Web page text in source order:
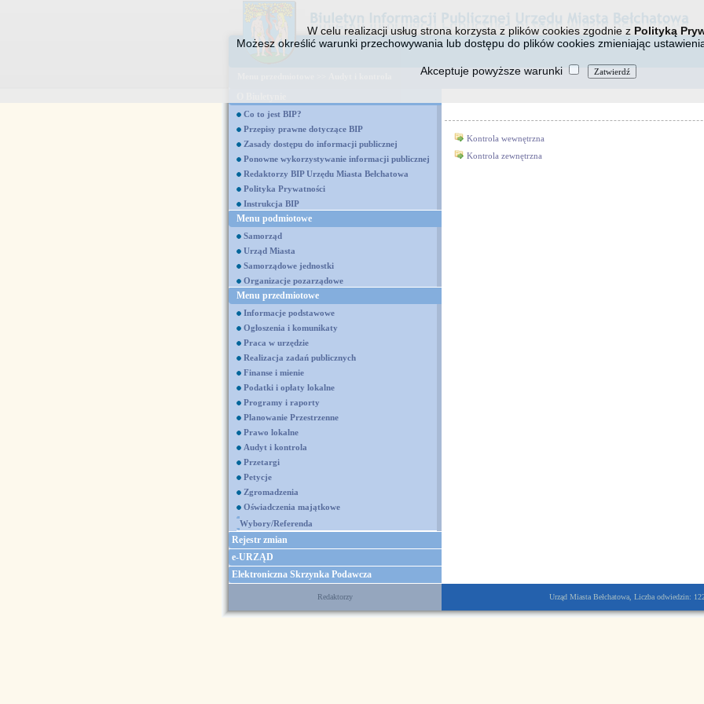
W celu realizacji usług strona korzysta z plików cookies zgodnie z Polityką
Możesz określić warunki przechowywania lub dostępu do plików cookies zmieniając
Akceptuje powyższe warunki
Co to jest BIP?
Przepisy prawne dotyczące BIP
Zasady dostępu do informacji publicznej
Ponowne wykorzystywanie informacji publicznej
Redaktorzy BIP Urzędu Miasta Bełchatowa
Polityka Prywatności
Instrukcja BIP
Menu podmiotowe
Samorząd
Urząd Miasta
Samorządowe jednostki
Organizacje pozarządowe
Menu przedmiotowe
Informacje podstawowe
Ogłoszenia i komunikaty
Praca w urzędzie
Realizacja zadań publicznych
Finanse i mienie
Podatki i opłaty lokalne
Programy i raporty
Planowanie Przestrzenne
Prawo lokalne
Audyt i kontrola
Przetargi
Petycje
Zgromadzenia
Oświadczenia majątkowe
Wybory/Referenda
Rejestr zmian
e-URZĄD
Elektroniczna Skrzynka Podawcza
Kontrola wewnętrzna
Kontrola zewnętrzna
Redaktorzy Urząd Miasta Bełchatowa, Liczba odwiedzin: